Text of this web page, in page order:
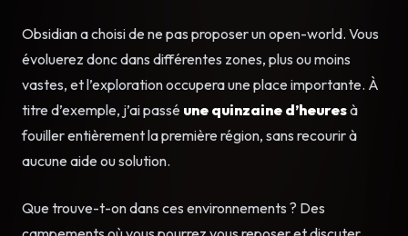
Obsidian a choisi de ne pas proposer un open-world. Vous
évoluerez donc dans différentes zones, plus ou moins
vastes, et l’exploration occupera une place importante. À
titre d’exemple, j’ai passé une quinzaine d’heuresà
fouiller entièrement la première région, sans recourir à
aucune aide ou solution.
Que trouve-t-on dans ces environnements ? Des